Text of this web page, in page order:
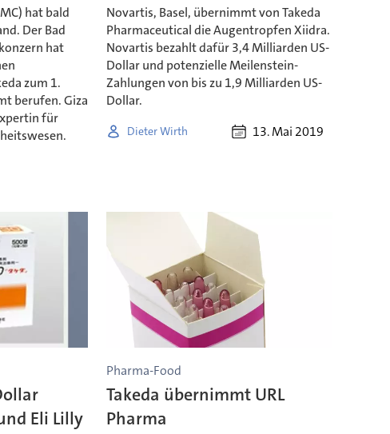
hat bald
Der Bad
hat
zum 1.
berufen. Giza
für
Novartis, Basel, übernimmt von Takeda
Pharmaceutical die Augentropfen Xiidra.
Novartis bezahlt dafür 3,4 Milliarden US-
Dollar und potenzielle Meilenstein-
Zahlungen von bis zu 1,9 Milliarden US-
Dollar.
Dieter Wirth 13. Mai 2019
Eli Lilly
Pharma-Food
Takeda übernimmt URL
Pharma